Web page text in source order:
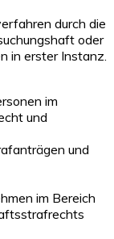
durch die
oder
in erster Instanz.
im
und
und
im Bereich